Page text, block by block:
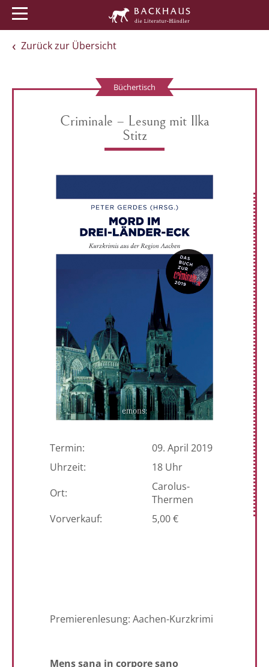
Zurück zur Übersicht
Büchertisch
Criminale – Lesung mit Ilka
Stitz
Termin:
09. April 2019
Uhrzeit:
18 Uhr
Ort:
Carolus-
Thermen
Vorverkauf:
5,00 €
Premierenlesung: Aachen-Kurzkrimi
Mens sana in corpore sano